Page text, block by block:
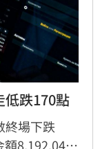
低跌170點
終場下跌
8,192.04億